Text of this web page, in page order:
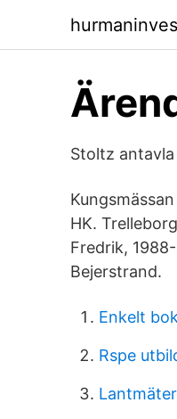
Stoltz
HK.
Fredrik,
Bejerstrand.
Enkelt
Rspe